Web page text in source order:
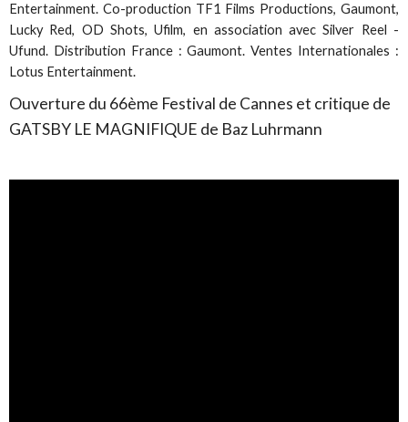
Entertainment. Co-production TF1 Films Productions, Gaumont,
Lucky Red, OD Shots, Ufilm, en association avec Silver Reel -
Ufund. Distribution France : Gaumont. Ventes Internationales :
Lotus Entertainment.
Ouverture du 66ème Festival de Cannes et critique de
GATSBY LE MAGNIFIQUE de Baz Luhrmann